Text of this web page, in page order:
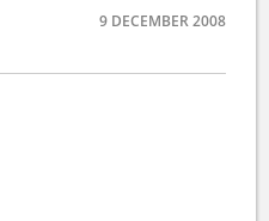
9 DECEMBER 2008